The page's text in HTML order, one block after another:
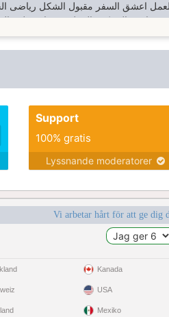
اعشق السفر مقبول الشكل رياضى
احب الحركة والتنقل غيور احب لغة
الروتين محترم خلوق شهم خدوم
صادق صريح جاد فى كل تعاملاتى
ان اتقى الله
Support
100% gratis
Lyssnande moderatorer
Vi arbetar hårt för att ge dig
Kanada
USA
Mexiko